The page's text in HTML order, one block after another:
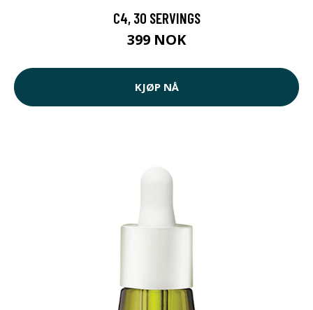
C4, 30 SERVINGS
399 NOK
KJØP NÅ